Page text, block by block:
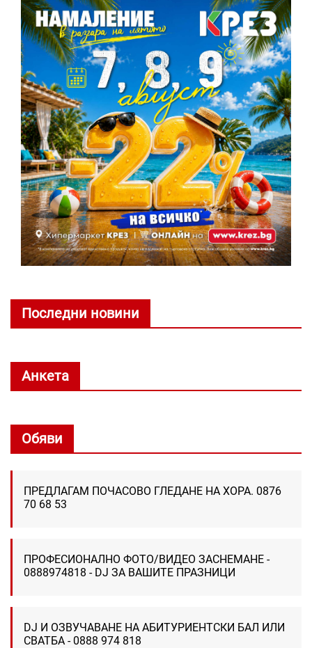
Последни новини
Анкета
Обяви
ПРЕДЛАГАМ ПОЧАСОВО ГЛЕДАНЕ НА ХОРА. 0876
70 68 53
ПРОФЕСИОНАЛНО ФОТО/ВИДЕО ЗАСНЕМАНЕ -
0888974818 - DJ ЗА ВАШИТЕ ПРАЗНИЦИ
DJ И ОЗВУЧАВАНЕ НА АБИТУРИЕНТСКИ БАЛ ИЛИ
СВАТБА - 0888 974 818